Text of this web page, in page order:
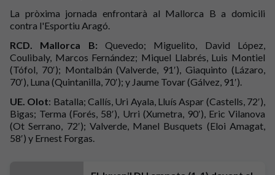
La pròxima jornada enfrontarà al Mallorca B a domicili
contra l'Esportiu Aragó.
RCD. Mallorca B: Quevedo; Miguelito, David López,
Coulibaly, Marcos Fernández; Miquel Llabrés, Luis Montiel
(Tófol, 70′); Montalbán (Valverde, 91′), Giaquinto (Lázaro,
70′), Luna (Quintanilla, 70′); y Jaume Tovar (Gálvez, 91′).
UE. Olot: Batalla; Callís, Uri Ayala, Lluís Aspar (Castells, 72′),
Bigas; Terma (Forés, 58′), Urri (Xumetra, 90′), Eric Vilanova
(Ot Serrano, 72′); Valverde, Manel Busquets (Eloi Amagat,
58′) y Ernest Forgas.